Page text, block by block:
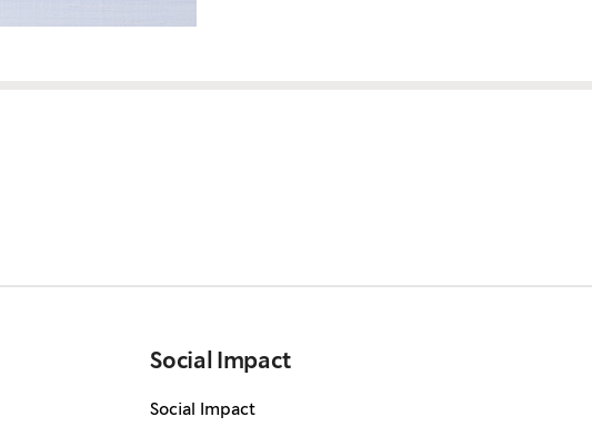
Social Impact
Social Impact